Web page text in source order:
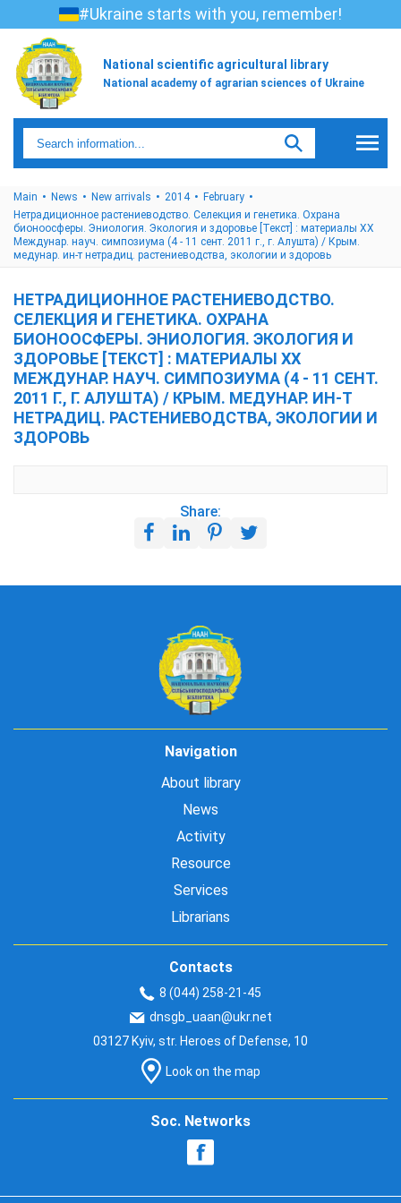
#Ukraine starts with you, remember!
National scientific agricultural library
National academy of agrarian sciences of Ukraine
Main News New arrivals 2014
February
Нетрадиционное растениеводство. Селекция и генетика. Охрана
бионоосферы. Эниология. Экология и здоровье [Текст] : материалы ХХ
Междунар. науч. симпозиума (4 - 11 сент. 2011 г., г. Алушта) / Крым.
медунар. ин-т нетрадиц. растениеводства, экологии и здоровь
НЕТРАДИЦИОННОЕ РАСТЕНИЕВОДСТВО.
СЕЛЕКЦИЯ И ГЕНЕТИКА. ОХРАНА
БИОНООСФЕРЫ. ЭНИОЛОГИЯ. ЭКОЛОГИЯ И
ЗДОРОВЬЕ [ТЕКСТ] : МАТЕРИАЛЫ ХХ
МЕЖДУНАР. НАУЧ. СИМПОЗИУМА (4 - 11 СЕНТ.
2011 Г., Г. АЛУШТА) / КРЫМ. МЕДУНАР. ИН-Т
НЕТРАДИЦ. РАСТЕНИЕВОДСТВА, ЭКОЛОГИИ И
ЗДОРОВЬ
Share:
Navigation
About library
News
Activity
Resource
Services
Librarians
Contacts
8 (044) 258-21-45
dnsgb_uaan@ukr.net
03127 Kyiv, str. Heroes of Defense, 10
Look on the map
Soc. Networks